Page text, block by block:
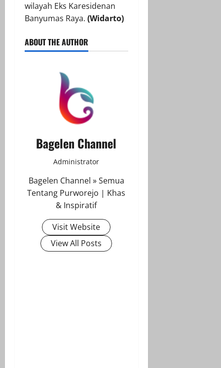
wilayah Eks Karesidenan
Banyumas Raya. (Widarto)
ABOUT THE AUTHOR
Bagelen Channel
Administrator
Bagelen Channel » Semua
Tentang Purworejo | Khas
& Inspiratif
Visit Website
View All Posts